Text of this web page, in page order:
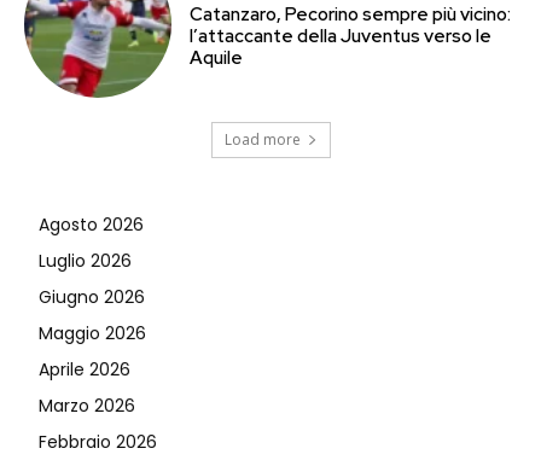
Catanzaro, Pecorino sempre più vicino:
l’attaccante della Juventus verso le
Aquile
Load more
Agosto 2026
Luglio 2026
Giugno 2026
Maggio 2026
Aprile 2026
Marzo 2026
Febbraio 2026